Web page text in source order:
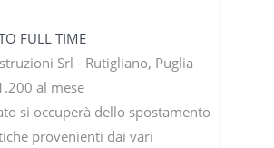
FULL TIME
Srl - Rutigliano, Puglia
al mese
si occuperà dello spostamento
provenienti dai vari